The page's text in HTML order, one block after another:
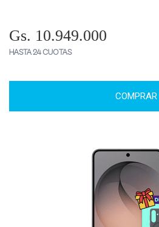
Gs. 10.949.000
HASTA 24 CUOTAS
COMPRAR